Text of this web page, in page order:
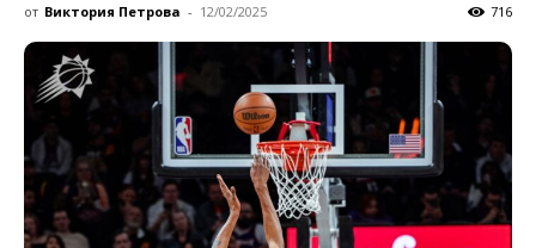
от Виктория Петрова - 12/02/2025 716